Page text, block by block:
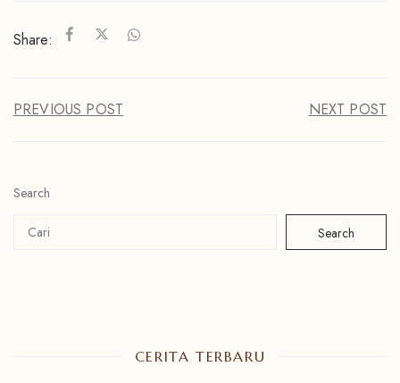
Share:
PREVIOUS POST NEXT POST
Search
Search
CERITA TERBARU